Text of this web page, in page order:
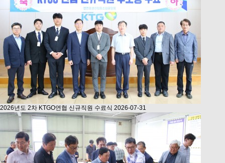
2026년도 2차 KTGO연협 신규직원 수료식 2026-07-31